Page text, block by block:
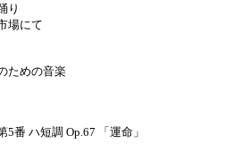
り
場にて
めの音楽
ハ短調 Op.67 「運命」